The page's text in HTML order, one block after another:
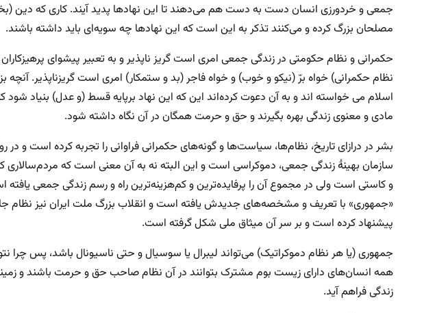
جمعی و خردورزی انسان دست به دست هم می‌دهند تا این نهادها پدید آیند. کاری که دین
مصلحان بزرگ کرده و می‌کنند تذکر به این است که این نهادها چه سویه‌ای باید داشته باشند.
حکمرانی و نظام حکومتی در زندگی جمعی امری است گریز ناپذیر و به تعبیر پیشوای
نظام حکمرانی) خواه برّ (نیکو و خوب) و خواه فاجر (بد و ستمکار) امری است گریزناپذیر. آنچه
اسلام می خواسته اند و به آن دعوت کرده‌اند این که این نهاد برپایه قسط (و عدل) بنیاد شود
مادی و معنوی زندگی بهره‌ بگیرند و حق و حرمت همگان در آن نگاه داشته شود.
بشر در درازای تاریخ، نظام‌ها، سیاست‌ها و گونه‌های حکمرانی فراوانی را تجربه کرده است و
سازمان بهینهٔ زندگی جمعی، دموکراسی است و این البته نه به آن معنی است که
و کاستی است ولی در مجموع آن را پرفایده‌ترین و کم‌هزینه‌ترین راه و رسم زندگی جمعی
«جمهوری» با تعریف و مشخصه‌های جدیدش یافته است و انقلاب بزرگ ملت ایران نیز نظام
پیشنهاد کرده است و بر سر آن میثاق ملی شکل گرفته است.
جمهوری (یا هر نظام دموکراتیک) می‌تواند لیبرال یا سوسیال و حتی ناسیونال باشد، پس چرا
همه انسان‌های دارای زیست بوم مشترک بتوانند در آن نظام صاحب حق و حرمت باشند و
زندگی فراهم آید.